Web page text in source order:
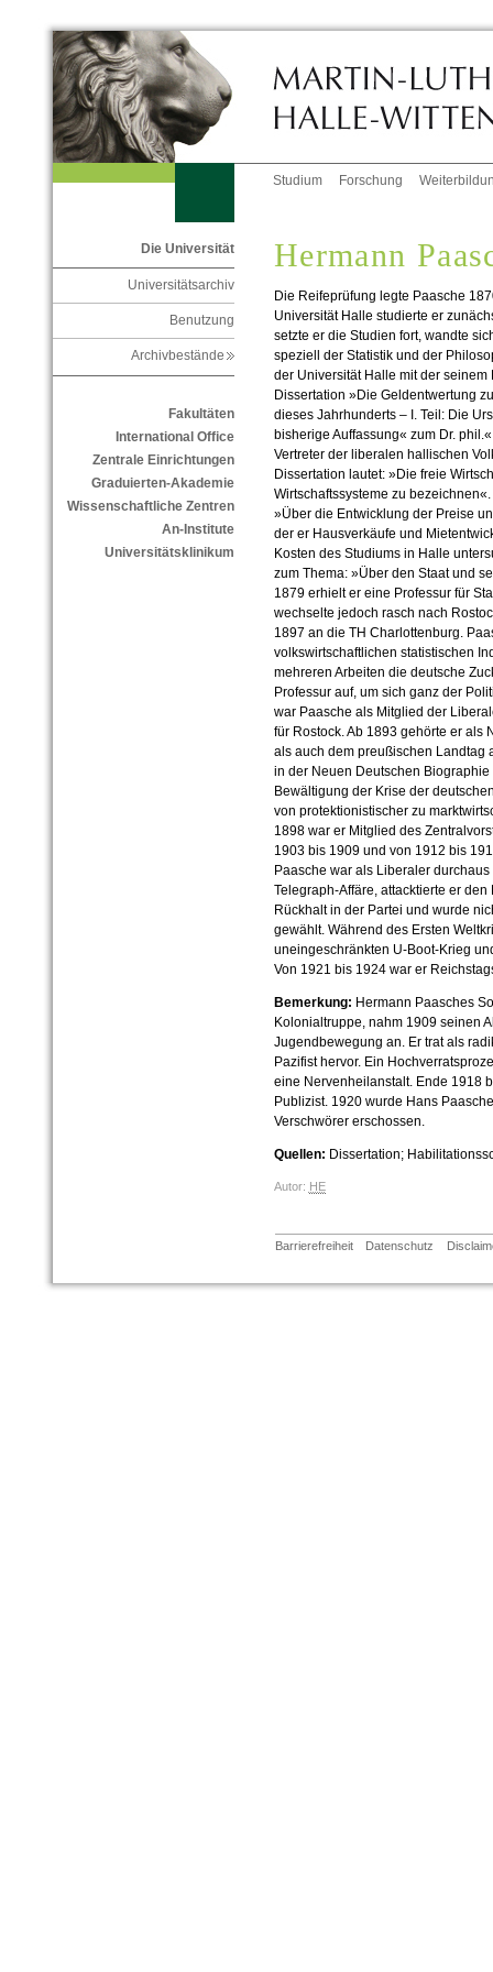
Studium Forschung
Die Universität
Universitätsarchiv
Benutzung
Archivbestände
Fakultäten
International Office
Zentrale Einrichtungen
Graduierten-Akademie
Wissenschaftliche Zentren
An-Institute
Universitätsklinikum
Hermann
Die Reifeprüfung legte Paasche
Universität Halle studierte er
setzte er die Studien fort, wandte
speziell der Statistik und der
der Universität Halle mit der
Dissertation »Die Geldentwertung
dieses Jahrhunderts – I. Teil: Die
bisherige Auffassung« zum Dr.
Vertreter der liberalen hallischen
Dissertation lautet: »Die freie
Wirtschaftssysteme zu
»Über die Entwicklung der Preise
der er Hausverkäufe und
Kosten des Studiums in Halle
zum Thema: »Über den Staat und
1879 erhielt er eine Professur für
wechselte jedoch rasch nach
1897 an die TH Charlottenburg.
volkswirtschaftlichen statistischen
mehreren Arbeiten die deutsche
Professur auf, um sich ganz der
war Paasche als Mitglied der
für Rostock. Ab 1893 gehörte er als
als auch dem preußischen Landtag
in der Neuen Deutschen
Bewältigung der Krise der
von protektionistischer zu
1898 war er Mitglied des
1903 bis 1909 und von 1912 bis
Paasche war als Liberaler
Telegraph-Affäre, attacktierte er
Rückhalt in der Partei und wurde
gewählt. Während des Ersten
uneingeschränkten U-Boot-Krieg
Von 1921 bis 1924 war er
Bemerkung: Hermann Paasches
Kolonialtruppe, nahm 1909 seinen
Jugendbewegung an. Er trat als
Pazifist hervor. Ein
eine Nervenheilanstalt. Ende 1918
Publizist. 1920 wurde Hans
Verschwörer erschossen.
Quellen: Dissertation;
Autor: HE
Barrierefreiheit Datenschutz